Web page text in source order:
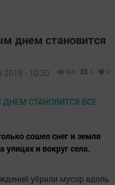
днем становится
2019 - 10:30 828 0 0
сошел снег и земля
улицах и вокруг села.
убрали мусор вдоль